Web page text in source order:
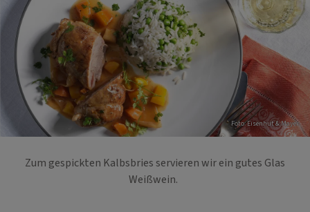
Foto: Eisenhut & Mayer
Zum gespickten Kalbsbries servieren wir ein gutes Glas
Weißwein.